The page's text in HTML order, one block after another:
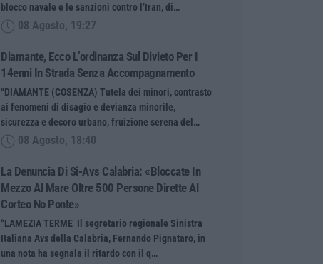
blocco navale e le sanzioni contro l’Iran, di…
08 Agosto, 19:27
Diamante, Ecco L’ordinanza Sul Divieto Per I
14enni In Strada Senza Accompagnamento
“DIAMANTE (COSENZA) Tutela dei minori, contrasto
ai fenomeni di disagio e devianza minorile,
sicurezza e decoro urbano, fruizione serena del…
08 Agosto, 18:40
La Denuncia Di Si-Avs Calabria: «Bloccate In
Mezzo Al Mare Oltre 500 Persone Dirette Al
Corteo No Ponte»
“LAMEZIA TERME Il segretario regionale Sinistra
Italiana Avs della Calabria, Fernando Pignataro, in
una nota ha segnala il ritardo con il q…